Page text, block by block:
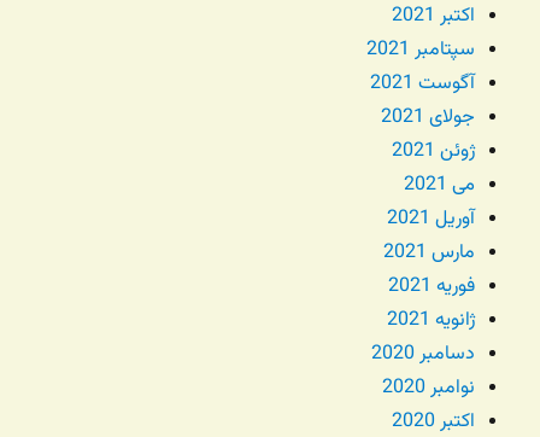
اکتبر 2021
سپتامبر 2021
آگوست 2021
جولای 2021
ژوئن 2021
می 2021
آوریل 2021
مارس 2021
فوریه 2021
ژانویه 2021
دسامبر 2020
نوامبر 2020
اکتبر 2020